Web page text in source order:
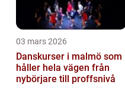
03 mars 2026
Danskurser i malmö som
håller hela vägen från
nybörjare till proffsnivå